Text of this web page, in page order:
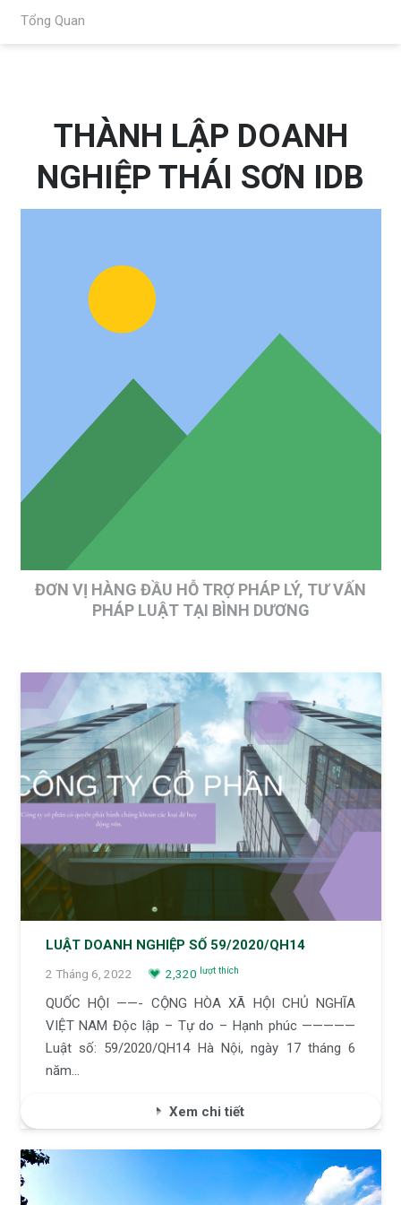
Tổng Quan
THÀNH LẬP DOANH
NGHIỆP THÁI SƠN IDB
ĐƠN VỊ HÀNG ĐẦU HỖ TRỢ PHÁP LÝ, TƯ VẤN
PHÁP LUẬT TẠI BÌNH DƯƠNG
LUẬT DOANH NGHIỆP SỐ 59/2020/QH14
2 Tháng 6, 2022 2,320 lượt thích
QUỐC HỘI ——- CỘNG HÒA XÃ HỘI CHỦ NGHĨA
VIỆT NAM Độc lập – Tự do – Hạnh phúc —————
Luật số: 59/2020/QH14 Hà Nội, ngày 17 tháng 6
năm…
Xem chi tiết